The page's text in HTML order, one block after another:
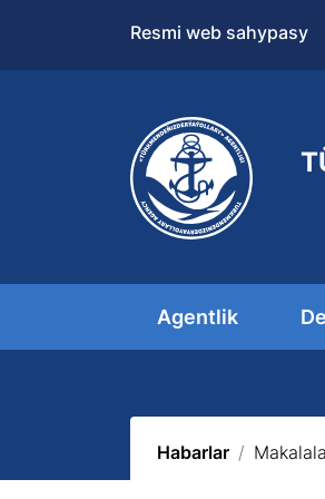
Resmi web sahypasy
Agentlik
Habarlar